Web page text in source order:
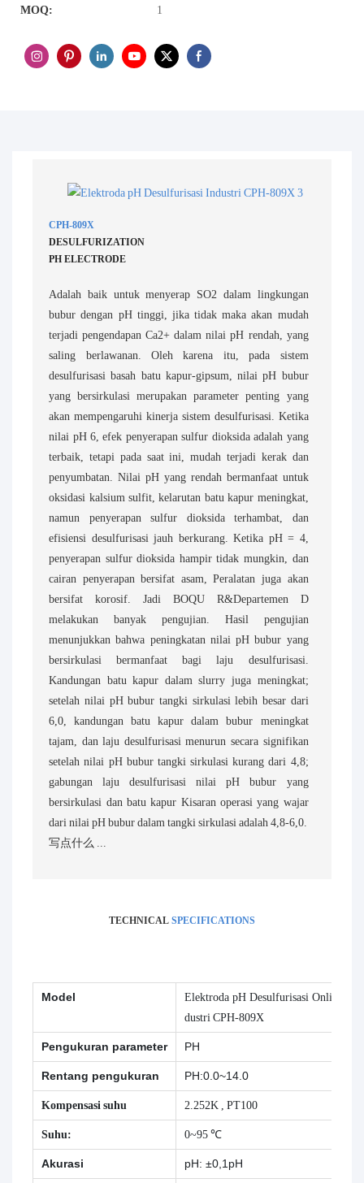
MOQ: 1
CPH-809X
DESULFURIZATION
PH ELECTRODE
Adalah baik untuk menyerap SO2 dalam lingkungan
bubur dengan pH tinggi, jika tidak maka akan mudah
terjadi pengendapan Ca2+ dalam nilai pH rendah, yang
saling berlawanan. Oleh karena itu, pada sistem
desulfurisasi basah batu kapur-gipsum, nilai pH bubur
yang bersirkulasi merupakan parameter penting yang
akan mempengaruhi kinerja sistem desulfurisasi. Ketika
nilai pH 6, efek penyerapan sulfur dioksida adalah yang
terbaik, tetapi pada saat ini, mudah terjadi kerak dan
penyumbatan. Nilai pH yang rendah bermanfaat untuk
oksidasi kalsium sulfit, kelarutan batu kapur meningkat,
namun penyerapan sulfur dioksida terhambat, dan
efisiensi desulfurisasi jauh berkurang. Ketika pH = 4,
penyerapan sulfur dioksida hampir tidak mungkin, dan
cairan penyerapan bersifat asam, Peralatan juga akan
bersifat korosif. Jadi BOQU R&Departemen D
melakukan banyak pengujian. Hasil pengujian
menunjukkan bahwa peningkatan nilai pH bubur yang
bersirkulasi bermanfaat bagi laju desulfurisasi.
Kandungan batu kapur dalam slurry juga meningkat;
setelah nilai pH bubur tangki sirkulasi lebih besar dari
6,0, kandungan batu kapur dalam bubur meningkat
tajam, dan laju desulfurisasi menurun secara signifikan
setelah nilai pH bubur tangki sirkulasi kurang dari 4,8;
gabungan laju desulfurisasi nilai pH bubur yang
bersirkulasi dan batu kapur Kisaran operasi yang wajar
dari nilai pH bubur dalam tangki sirkulasi adalah 4,8-6,0.
写点什么 ...
TECHNICAL SPECIFICATIONS
Model
Elektroda pH Desulfurisasi Online In
dustri CPH-809X
Pengukuran parameter PH
Rentang pengukuran PH:0.0~14.0
Kompensasi suhu 2.252K , PT100
Suhu: 0~95℃
Akurasi pH: ±0,1pH